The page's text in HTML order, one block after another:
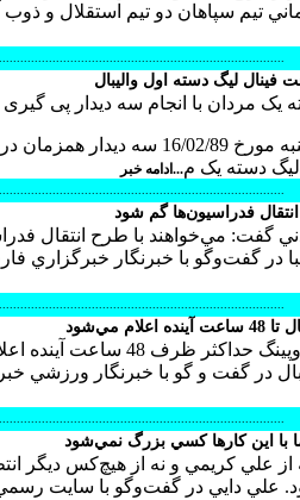
تيم سپاهان دو تيم استقلال و
فینال لیگ دسته اول والیبال
یک مردان با انجام سه دیدار پی
ساعت 17 عصر امروز پنج شنبه مورخ
لیگ دسته یک م...ادامه خبر
فدراسيون‌ها گم شود
گفت: مي‌خواهند با طرح انتقال
گفت‌وگو با خبرنگار خبرگزاري
راي نهايي 2 بازيكن متهم به
در گفت و گو با خبرنگار ورزشي
با اين كارها كسي بزرگ نمي‌شود
كريمي و نه از هيچ‌كس ديگر
علي دايي در گفت‌و‌گو با سايت